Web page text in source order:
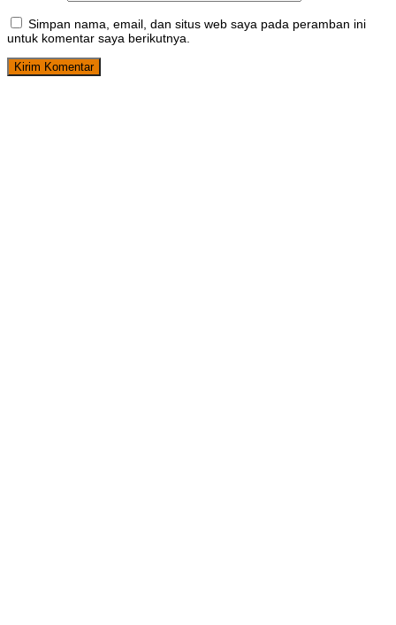
Simpan nama, email, dan situs web saya pada peramban ini
untuk komentar saya berikutnya.